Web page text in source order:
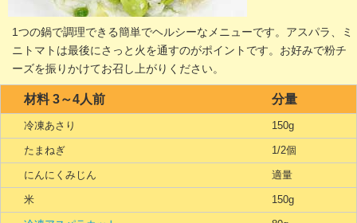
1つの鍋で調理できる簡単でヘルシーなメニューです。アスパラ、ミ
ニトマトは最後にさっと火を通すのがポイントです。お好みで粉チ
ーズを振りかけてお召し上がりください。
材料 3～4人前 分量
冷凍あさり 150g
たまねぎ 1/2個
にんにくみじん 適量
米 150g